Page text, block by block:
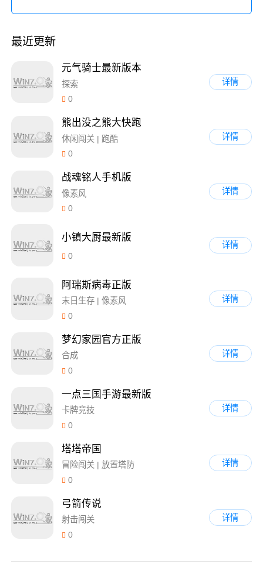
最近更新
元气骑士最新版本
探索
0
详情
熊出没之熊大快跑
休闲闯关 | 跑酷
0
详情
战魂铭人手机版
像素风
0
详情
小镇大厨最新版
0
详情
阿瑞斯病毒正版
末日生存 | 像素风
0
详情
梦幻家园官方正版
合成
0
详情
一点三国手游最新版
卡牌竞技
0
详情
塔塔帝国
冒险闯关 | 放置塔防
0
详情
弓箭传说
射击闯关
0
详情